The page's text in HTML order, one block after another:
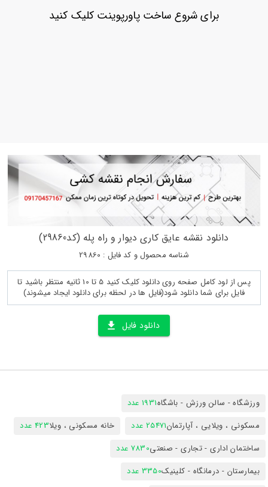
بازیابی
برای شروع ساخت پاورپوینت کلیک کنید
دانلود نقشه عایق کاری دیوار و راه پله (کد29860)
شناسه محصول و کد فایل : 29860
پس از لود کامل صفحه روی دانلود کلیک کنید 5 تا 10 ثانیه منتظر باشید تا
فایل برای شما دانلود شود(فایل ها در لحظه برای دانلود ایجاد میشوند)
دانلود فایل
ورزشگاه - سالن ورزش - باشگاه1931 عدد
مسکونی ، ویلایی ، آپارتمان25471 عدد خانه مسکونی ، ویلا423 عدد
ساختمان اداری - تجاری - صنعتی7830 عدد
بیمارستان - درمانگاه - کلینیک3350 عدد